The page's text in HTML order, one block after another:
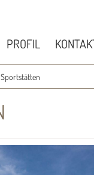
PROFIL
Sportstätten